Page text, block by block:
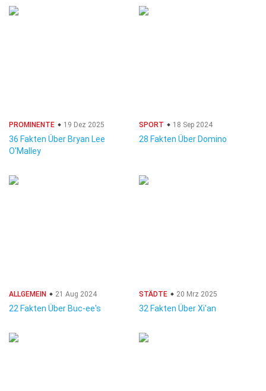
PROMINENTE 19 Dez 2025
36 Fakten Über Bryan Lee
O'Malley
SPORT 18 Sep 2024
28 Fakten Über Domino
ALLGEMEIN 21 Aug 2024
22 Fakten Über Buc-ee's
STÄDTE 20 Mrz 2025
32 Fakten Über Xi'an